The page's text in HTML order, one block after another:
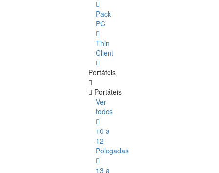
Pack
PC
Thin
Client
Portáteis
Portáteis
Ver
todos
10 a
12
Polegadas
13 a